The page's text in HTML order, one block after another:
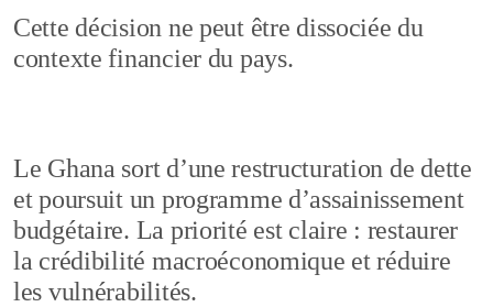
Cette décision ne peut être dissociée du
contexte financier du pays.
Le Ghana sort d’une restructuration de dette
et poursuit un programme d’assainissement
budgétaire. La priorité est claire : restaurer
la crédibilité macroéconomique et réduire
les vulnérabilités.